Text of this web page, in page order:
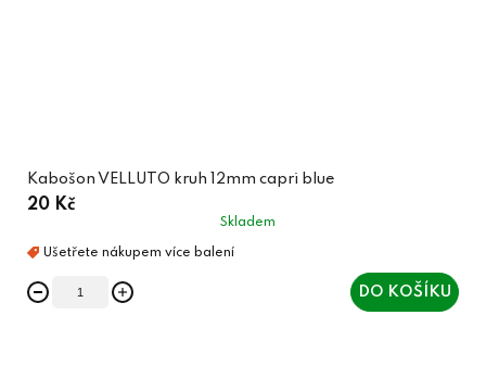
Kabošon VELLUTO kruh 12mm capri blue
20 Kč
Skladem
DO KOŠÍKU